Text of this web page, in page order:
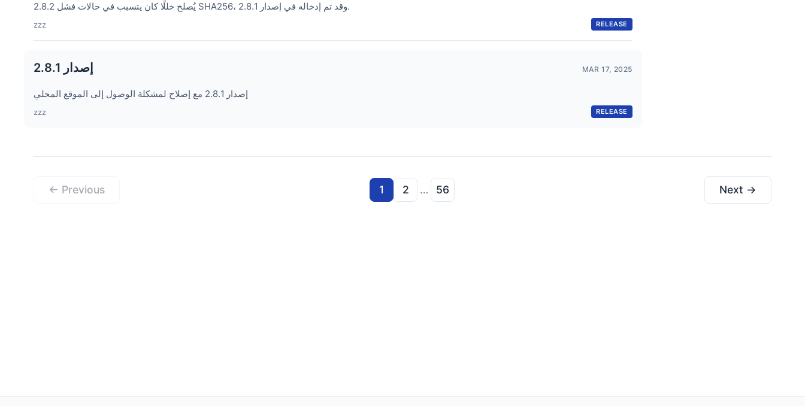
2.8.2 يُصلح خللًا كان يتسبب في حالات فشل SHA256، وقد تم إدخاله في إصدار 2.8.1.
zzz RELEASE
إصدار 2.8.1 MAR 17, 2025
إصدار 2.8.1 مع إصلاح لمشكلة الوصول إلى الموقع المحلي
zzz RELEASE
← Previous 1 2 … 56 Next →